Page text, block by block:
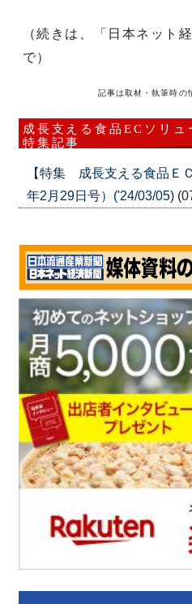
（続きは、「日本ネット
で）
記事は取材・執筆時の
成長支える食品ECソリュ
特集記事
【特集 成長支える食品Ｅ
年2月29日号）('24/03/05)